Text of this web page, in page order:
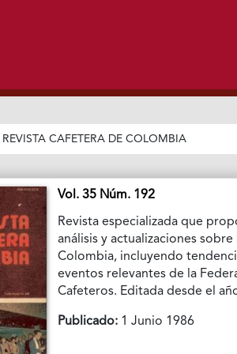
REVISTA CAFETERA DE COLOMBIA
Vol. 35 Núm. 192
Revista especializada que
análisis y actualizaciones
Colombia, incluyendo
eventos relevantes de la
Cafeteros. Editada desde el
Publicado: 1 Junio 1986